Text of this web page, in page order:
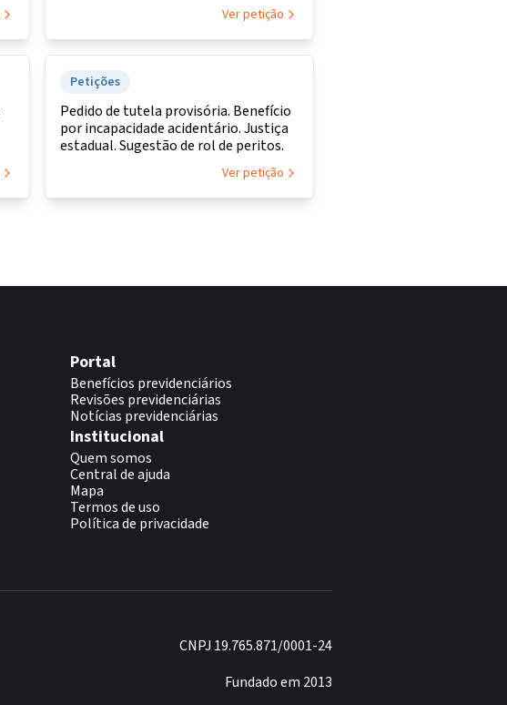
Ver petição
Petições
Pedido de tutela provisória. Benefício
por incapacidade acidentário. Justiça
estadual. Sugestão de rol de peritos.
Ver petição
Portal
Benefícios previdenciários
Revisões previdenciárias
Notícias previdenciárias
Institucional
Quem somos
Central de ajuda
Mapa
Termos de uso
Política de privacidade
CNPJ 19.765.871/0001-24
Fundado em 2013